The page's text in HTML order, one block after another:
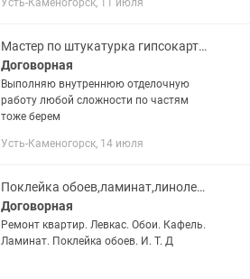
Усть-Каменогорск, 11 июля
Мастер по штукатурка гипсокартон потолки стен шпаклевка обои малярная
Договорная
Выполняю внутреннюю отделочную
работу любой сложности по частям
тоже берем
Усть-Каменогорск, 14 июля
Поклейка обоев,ламинат,линолеум,левкас,галтели и т д
Договорная
Ремонт квартир. Левкас. Обои. Кафель.
Ламинат. Поклейка обоев. И. Т. Д